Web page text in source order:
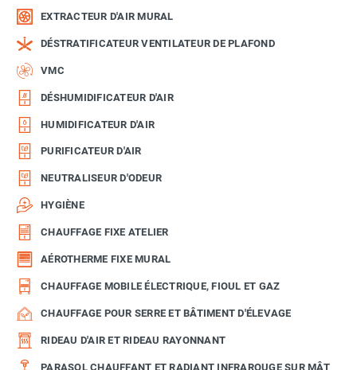
EXTRACTEUR D'AIR MURAL
DÉSTRATIFICATEUR VENTILATEUR DE PLAFOND
VMC
DÉSHUMIDIFICATEUR D'AIR
HUMIDIFICATEUR D'AIR
PURIFICATEUR D'AIR
NEUTRALISEUR D'ODEUR
HYGIÈNE
CHAUFFAGE FIXE ATELIER
AÉROTHERME FIXE MURAL
CHAUFFAGE MOBILE ÉLECTRIQUE, FIOUL ET GAZ
CHAUFFAGE POUR SERRE ET BÂTIMENT D'ÉLEVAGE
RIDEAU D'AIR ET RIDEAU RAYONNANT
PARASOL CHAUFFANT ET RADIANT INFRAROUGE SUR MÂT